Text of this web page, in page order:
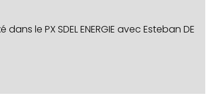
dans le PX SDEL ENERGIE avec Esteban DE